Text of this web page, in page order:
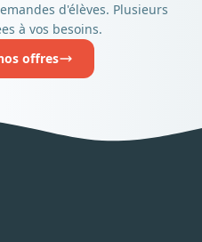
d'élèves. Plusieurs
à vos besoins.
offres